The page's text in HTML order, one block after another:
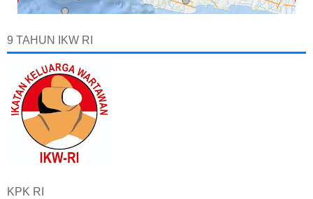
9 TAHUN IKW RI
KPK RI